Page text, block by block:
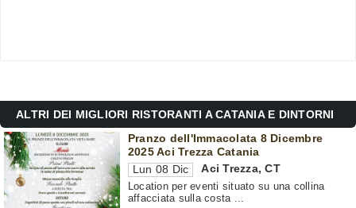
ALTRI DEI MIGLIORI RISTORANTI A CATANIA E DINTORNI
Pranzo dell'Immacolata 8 Dicembre
2025 Aci Trezza Catania
Lun 08 Dic Aci Trezza,CT
Location per eventi situato su una collina
affacciata sulla costa ...